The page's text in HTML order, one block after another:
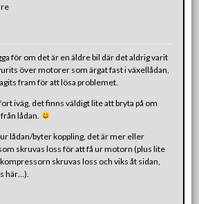
för om det är en äldre bil där det aldrig varit
över motorer som ärgat fast i växellådan,
fram för att lösa problemet.
iväg, det finns väldigt lite att bryta på om
lådan.
lådan/byter koppling, det är mer eller
skruvas loss för att få ur motorn (plus lite
skruvas loss och viks åt sidan,
här…).